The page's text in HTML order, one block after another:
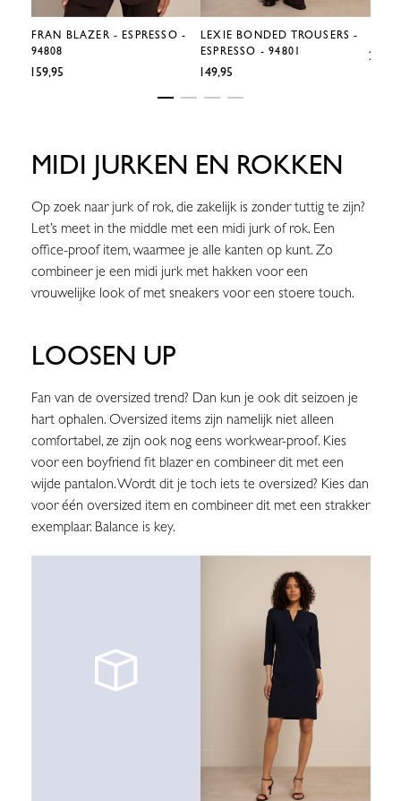
FRAN BLAZER - ESPRESSO -
94808
€159,95
LEXIE BONDED TROUSERS -
ESPRESSO - 94801
€149,95
MIDI JURKEN EN ROKKEN
Op zoek naar jurk of rok, die zakelijk is zonder tuttig te zijn?
Let’s meet in the middle met een midi jurk of rok. Een
office-proof item, waarmee je alle kanten op kunt. Zo
combineer je een midi jurk met hakken voor een
vrouwelijke look of met sneakers voor een stoere touch.
LOOSEN UP
Fan van de oversized trend? Dan kun je ook dit seizoen je
hart ophalen. Oversized items zijn namelijk niet alleen
comfortabel, ze zijn ook nog eens workwear-proof. Kies
voor een boyfriend fit blazer en combineer dit met een
wijde pantalon. Wordt dit je toch iets te oversized? Kies dan
voor één oversized item en combineer dit met een strakker
exemplaar. Balance is key.